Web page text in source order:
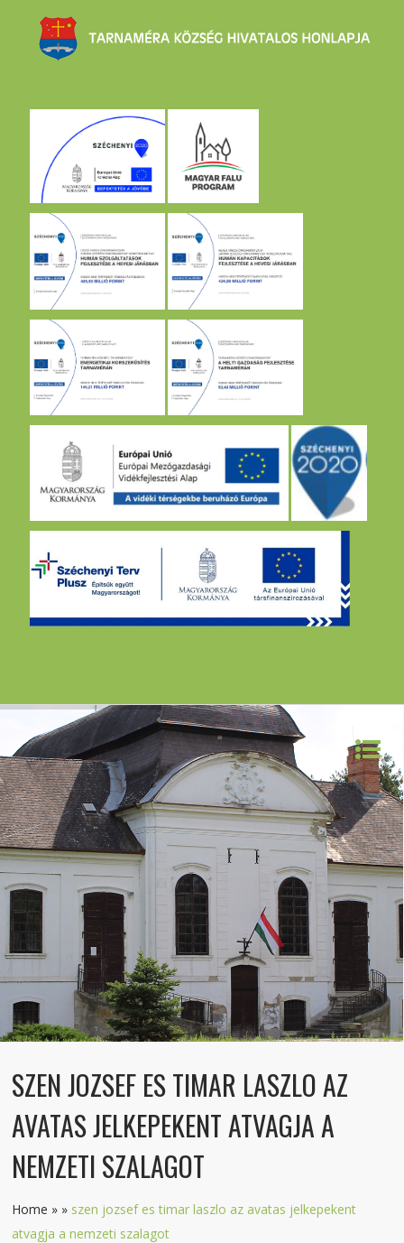
SZEN JOZSEF ES TIMAR LASZLO AZ
AVATAS JELKEPEKENT ATVAGJA A
NEMZETI SZALAGOT
Home » » szen jozsef es timar laszlo az avatas jelkepekent
atvagja a nemzeti szalagot